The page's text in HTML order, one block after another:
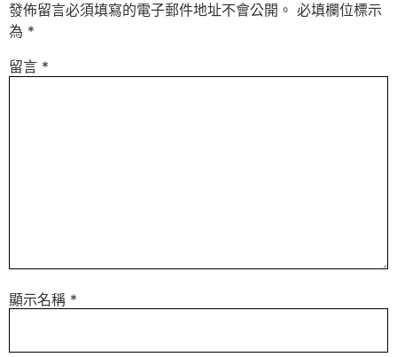
發佈留言必須填寫的電子郵件地址不會公開。 必填欄位標示
為 *
留言 *
顯示名稱 *